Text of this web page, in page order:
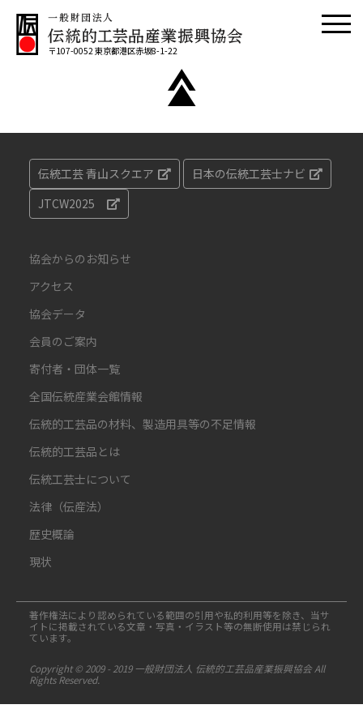
〒107-0052 東京都港区赤坂8-1-22
伝統工芸 青山スクエア
日本の伝統工芸士ナビ
JTCW2025
協会からのお知らせ
アクセス
協会データ
会員のご案内
寄付者・団体一覧
全国伝統産業会館情報
伝統的工芸品の材料、製造用具等の不足情報
伝統的工芸品とは
伝統工芸士について
法律（伝産法）
歴史概論
現状
著作権法により認められている範囲の引用や私的利用等を除き、当サ
イトに掲載されている文章・写真・イラスト等の無断使用は禁じられ
ています。
Copyright © 2009 - 2019 一般財団法人 伝統的工芸品産業振興協会 All
Rights Reserved.